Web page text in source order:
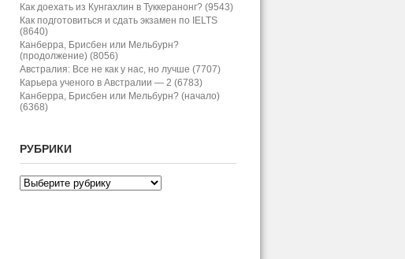
Как доехать из Кунгахлин в Туккеранонг? (9543)
Как подготовиться и сдать экзамен по IELTS
(8640)
Канберра, Брисбен или Мельбурн?
(продолжение) (8056)
Австралия: Все не как у нас, но лучше (7707)
Карьера ученого в Австралии — 2 (6783)
Канберра, Брисбен или Мельбурн? (начало)
(6368)
РУБРИКИ